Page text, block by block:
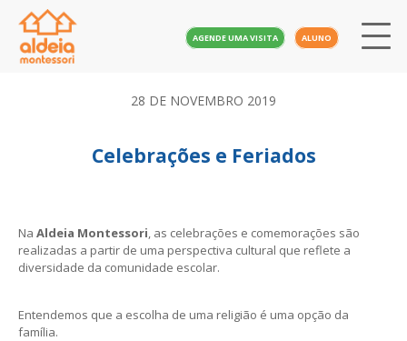
AGENDE UMA VISITA ALUNO
28 DE NOVEMBRO 2019
Celebrações e Feriados
Na Aldeia Montessori, as celebrações e comemorações são
realizadas a partir de uma perspectiva cultural que reflete a
diversidade da comunidade escolar.
Entendemos que a escolha de uma religião é uma opção da
família.